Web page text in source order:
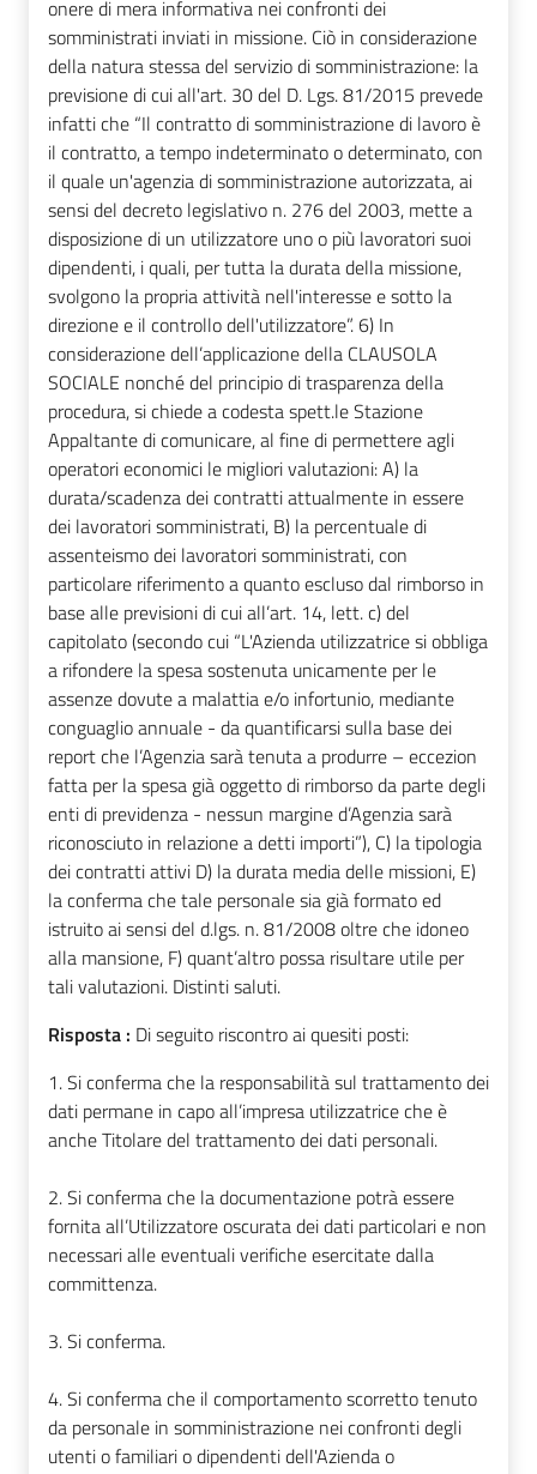
onere di mera informativa nei confronti dei
somministrati inviati in missione. Ciò in considerazione
della natura stessa del servizio di somministrazione: la
previsione di cui all'art. 30 del D. Lgs. 81/2015 prevede
infatti che “Il contratto di somministrazione di lavoro è
il contratto, a tempo indeterminato o determinato, con
il quale un'agenzia di somministrazione autorizzata, ai
sensi del decreto legislativo n. 276 del 2003, mette a
disposizione di un utilizzatore uno o più lavoratori suoi
dipendenti, i quali, per tutta la durata della missione,
svolgono la propria attività nell'interesse e sotto la
direzione e il controllo dell'utilizzatore”. 6) In
considerazione dell’applicazione della CLAUSOLA
SOCIALE nonché del principio di trasparenza della
procedura, si chiede a codesta spett.le Stazione
Appaltante di comunicare, al fine di permettere agli
operatori economici le migliori valutazioni: A) la
durata/scadenza dei contratti attualmente in essere
dei lavoratori somministrati, B) la percentuale di
assenteismo dei lavoratori somministrati, con
particolare riferimento a quanto escluso dal rimborso in
base alle previsioni di cui all’art. 14, lett. c) del
capitolato (secondo cui “L'Azienda utilizzatrice si obbliga
a rifondere la spesa sostenuta unicamente per le
assenze dovute a malattia e/o infortunio, mediante
conguaglio annuale - da quantificarsi sulla base dei
report che l’Agenzia sarà tenuta a produrre – eccezion
fatta per la spesa già oggetto di rimborso da parte degli
enti di previdenza - nessun margine d’Agenzia sarà
riconosciuto in relazione a detti importi”), C) la tipologia
dei contratti attivi D) la durata media delle missioni, E)
la conferma che tale personale sia già formato ed
istruito ai sensi del d.lgs. n. 81/2008 oltre che idoneo
alla mansione, F) quant’altro possa risultare utile per
tali valutazioni. Distinti saluti.
Risposta : Di seguito riscontro ai quesiti posti:
1. Si conferma che la responsabilità sul trattamento dei
dati permane in capo all’impresa utilizzatrice che è
anche Titolare del trattamento dei dati personali.
2. Si conferma che la documentazione potrà essere
fornita all’Utilizzatore oscurata dei dati particolari e non
necessari alle eventuali verifiche esercitate dalla
committenza.
3. Si conferma.
4. Si conferma che il comportamento scorretto tenuto
da personale in somministrazione nei confronti degli
utenti o familiari o dipendenti dell'Azienda o